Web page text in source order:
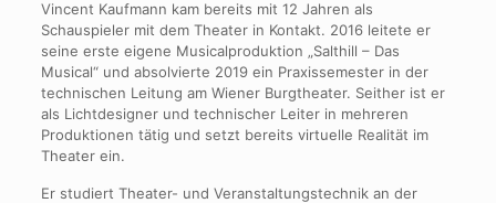
Vincent Kaufmann kam bereits mit 12 Jahren als
Schauspieler mit dem Theater in Kontakt. 2016 leitete er
seine erste eigene Musicalproduktion „Salthill – Das
Musical“ und absolvierte 2019 ein Praxissemester in der
technischen Leitung am Wiener Burgtheater. Seither ist er
als Lichtdesigner und technischer Leiter in mehreren
Produktionen tätig und setzt bereits virtuelle Realität im
Theater ein.
Er studiert Theater- und Veranstaltungstechnik an der